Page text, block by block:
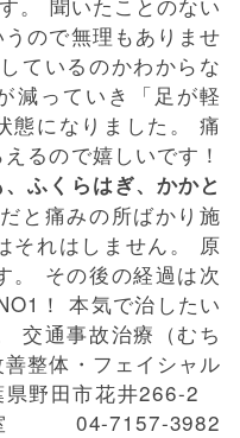
ので無理もありませ
ているのかわからな
減っていき「足が軽
態になりました。 痛
るので嬉しいです！
ふくらはぎ、かかと
と痛みの所ばかり施
それはしません。 原
。 その後の経過は次
！ 本気で治したい
交通事故治療（むち
整体・フェイシャル
県野田市花井266-2
04-7157-3982